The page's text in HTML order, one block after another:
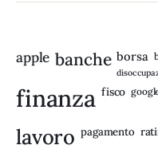
apple banche borsa
finanza fisco
lavoro pagamento